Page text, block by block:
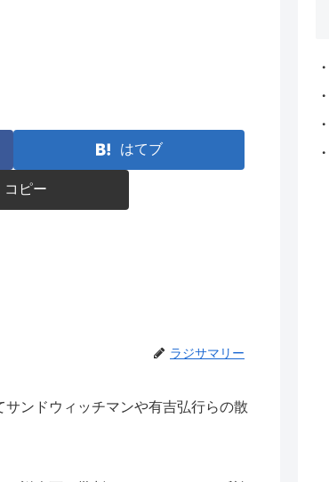
はてブ
コピー
ラジサマリー
ンドウィッチマンや有吉弘行らの散
・
・
・
・